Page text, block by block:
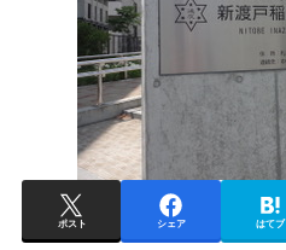
ポスト シェア はてブ